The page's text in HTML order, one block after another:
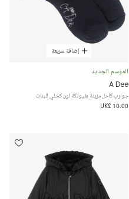
إضافة سريعة
الموسم الجديد
A Dee
جوارب كاحل مزينة بفيونكة لون كحلي للبنات
UK£ 10.00